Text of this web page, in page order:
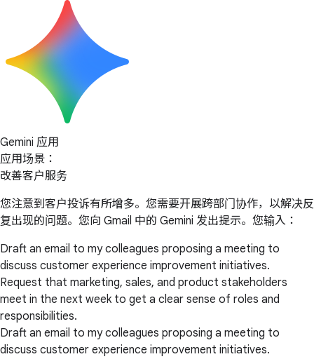
Gemini 应用
应用场景：
改善客户服务
您注意到客户投诉有所增多。您需要开展跨部门协作，以解决反
复出现的问题。您向 Gmail 中的 Gemini 发出提示。您输入：
Draft an email to my colleagues proposing a meeting to
discuss customer experience improvement initiatives.
Request that marketing, sales, and product stakeholders
meet in the next week to get a clear sense of roles and
responsibilities.
Draft an email to my colleagues proposing a meeting to
discuss customer experience improvement initiatives.